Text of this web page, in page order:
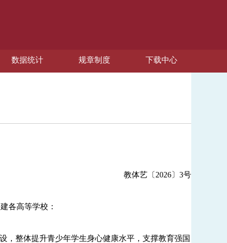
数据统计 规章制度 下载中心
教体艺〔2026〕3号
各高等学校：
整体提升青少年学生身心健康水平，支撑教育强国